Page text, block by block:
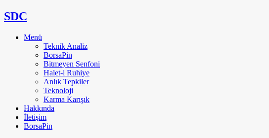
SDC
Menü
Teknik Analiz
BorsaPin
Bitmeyen Senfoni
Halet-i Ruhiye
Anlık Tepkiler
Teknoloji
Karma Karışık
Hakkında
İletişim
BorsaPin